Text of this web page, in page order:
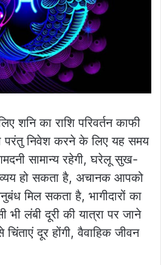
शनि का राशि परिवर्तन काफी
परंतु निवेश करने के लिए यह समय
सामान्य रहेगी, घरेलू सुख-
हो सकता है, अचानक आपको
मिल सकता है, भागीदारों का
भी लंबी दूरी की यात्रा पर जाने
दूर होंगी, वैवाहिक जीवन